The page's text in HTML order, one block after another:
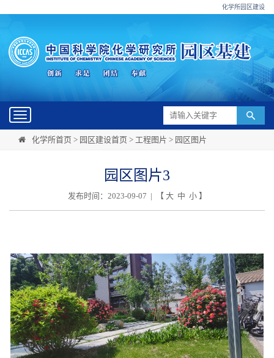
化学所园区建设
Toggle
navigation
化学所首页 > 园区建设首页 > 工程图片 > 园区图片
园区图片3
发布时间：2023-09-07 | 【 大 中 小】